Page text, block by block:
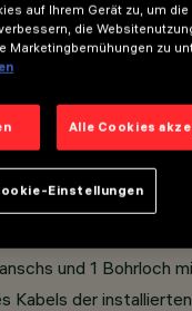
das zur
vorgesehen ist.
Masten mithilfe
Design und Einzel-
zylindrisch-konische
und 1 Bohrloch
Kabels der
auf Ihrem Gerät zu, um die
die
Marketingbemühungen zu
Alle Cookies
Einstellungen